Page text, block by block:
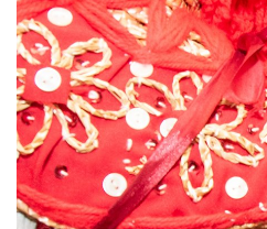
miércoles,
19
de
marzo
de
2025